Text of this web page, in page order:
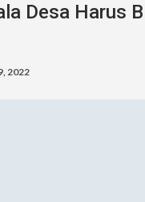
Desa Harus
2022